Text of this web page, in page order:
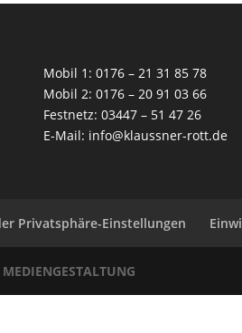
Mobil 1: 0176 – 21 31 85 78
Mobil 2: 0176 – 20 91 03 66
Festnetz: 03447 – 51 47 26
E-Mail: info@klaussner-rott.de
Privatsphäre-Einstellungen